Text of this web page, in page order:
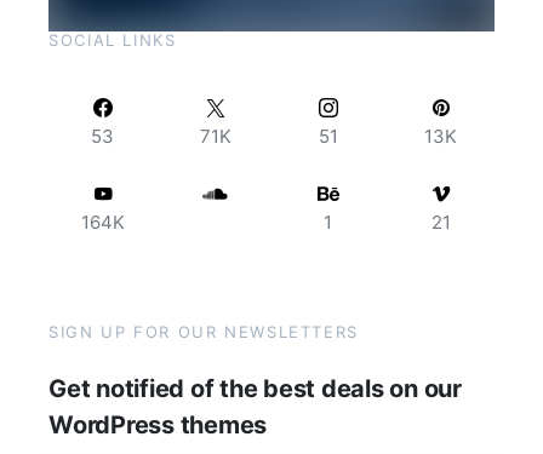
SOCIAL LINKS
53 71K 51 13K
164K 1 21
SIGN UP FOR OUR NEWSLETTERS
Get notified of the best deals on our
WordPress themes